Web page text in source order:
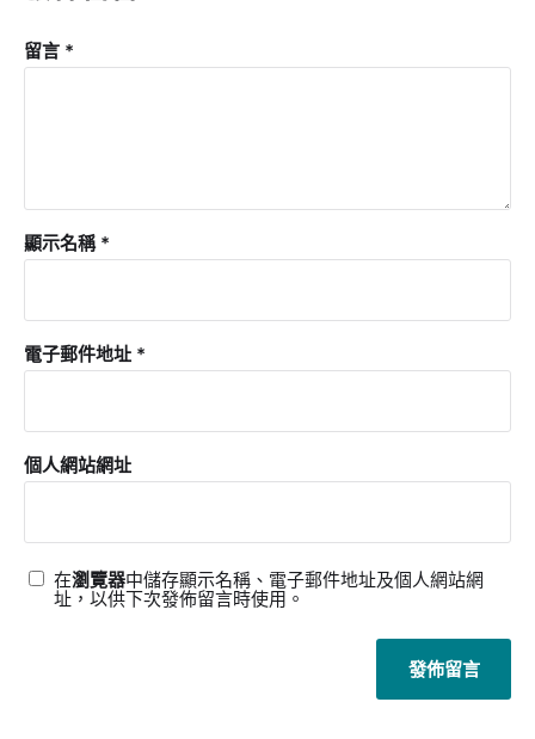
留言 *
顯示名稱 *
電子郵件地址 *
個人網站網址
在瀏覽器中儲存顯示名稱、電子郵件地址及個人網站網
址，以供下次發佈留言時使用。